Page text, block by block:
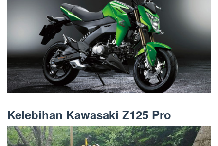
Kelebihan Kawasaki Z125 Pro